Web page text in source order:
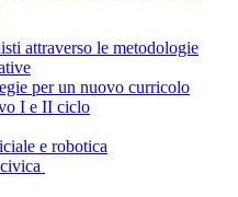
attraverso le metodologie
per un nuovo curricolo
I e II ciclo
e robotica